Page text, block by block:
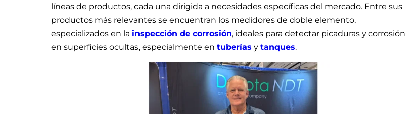
líneas de productos, cada una dirigida a necesidades específicas del mercado. Entre sus
productos más relevantes se encuentran los medidores de doble elemento,
especializados en la inspección de corrosión, ideales para detectar picaduras y corrosión
en superficies ocultas, especialmente en tuberías y tanques.